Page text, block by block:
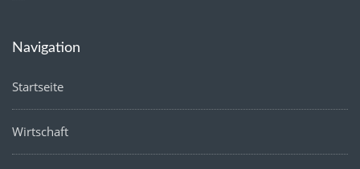
Navigation
Startseite
Wirtschaft